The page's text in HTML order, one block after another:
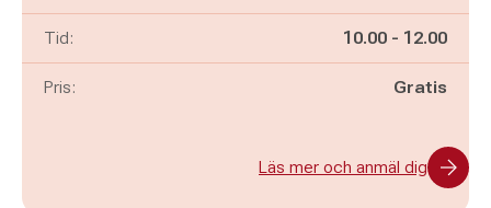
Tid: Pågår mellan
10.00 - och
12.00
Pris: Gratis
Läs mer och anmäl dig